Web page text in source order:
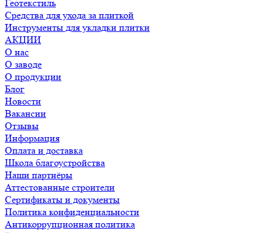
Геотекстиль
Средства для ухода за плиткой
Инструменты для укладки плитки
АКЦИИ
О нас
О заводе
О продукции
Блог
Новости
Вакансии
Отзывы
Информация
Оплата и доставка
Школа благоустройства
Наши партнёры
Аттестованные строители
Сертификаты и документы
Политика конфиденциальности
Антикоррупционная политика